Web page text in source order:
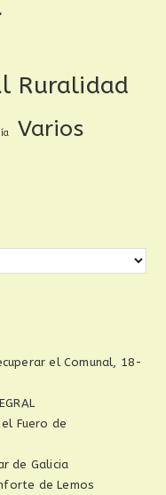
Ruralidad
Varios
el Comunal, 18-
Fuero de
de Galicia
de Lemos